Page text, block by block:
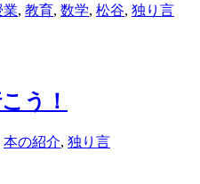
業, 教育, 数学, 松谷, 独り言
う！
本の紹介, 独り言